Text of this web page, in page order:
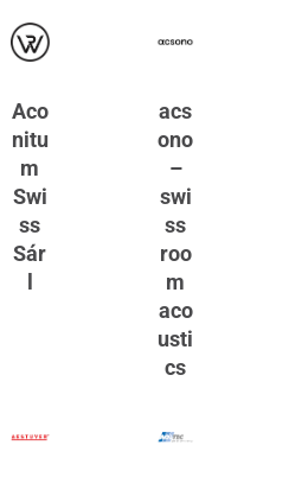
Aco
nitu
m
Swi
ss
Sár
acs
ono
–
swi
ss
roo
m
aco
usti
cs